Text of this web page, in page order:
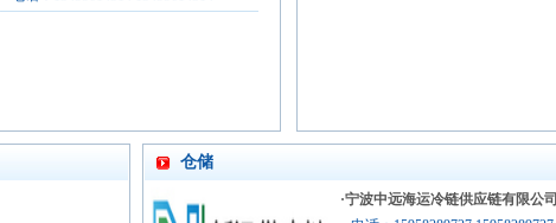
仓储
·宁波中远海运冷链供应链有限公司